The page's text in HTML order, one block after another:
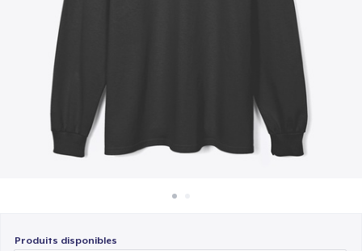
Produits disponibles
21,99 $US
Unisex Classic Crewneck Sweatshirt